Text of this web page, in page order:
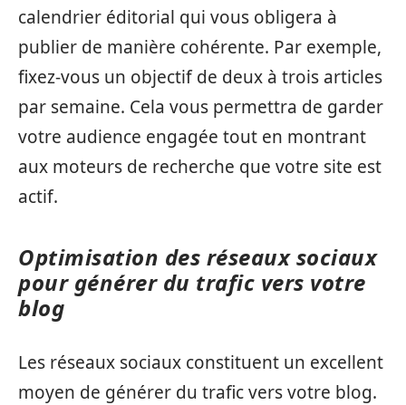
calendrier éditorial qui vous obligera à
publier de manière cohérente. Par exemple,
fixez-vous un objectif de deux à trois articles
par semaine. Cela vous permettra de garder
votre audience engagée tout en montrant
aux moteurs de recherche que votre site est
actif.
Optimisation des réseaux sociaux
pour générer du trafic vers votre
blog
Les réseaux sociaux constituent un excellent
moyen de générer du trafic vers votre blog.